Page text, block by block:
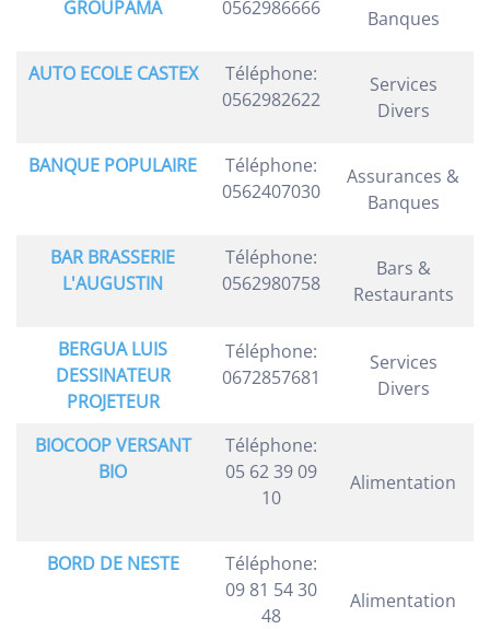
GROUPAMA
0562986666
Banques
AUTO ECOLE CASTEX
Téléphone:
0562982622
Services
Divers
BANQUE POPULAIRE
Téléphone:
0562407030
Assurances &
Banques
BAR BRASSERIE
L'AUGUSTIN
Téléphone:
0562980758
Bars &
Restaurants
BERGUA LUIS
DESSINATEUR
PROJETEUR
Téléphone:
0672857681
Services
Divers
BIOCOOP VERSANT
BIO
Téléphone:
05 62 39 09
10
Alimentation
BORD DE NESTE
Téléphone:
09 81 54 30
48
Alimentation